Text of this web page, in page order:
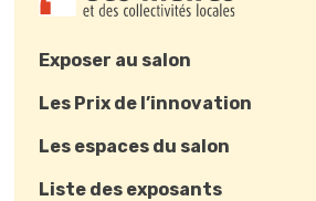
Exposer au salon
Les Prix de l’innovation
Les espaces du salon
Liste des exposants